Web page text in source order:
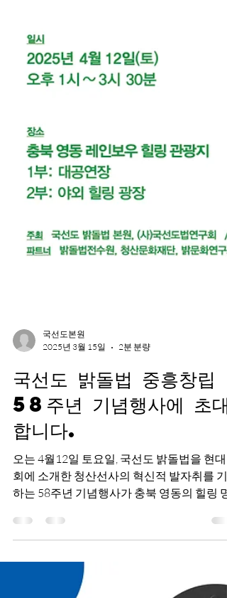
2025년 3월 15일
2분 분량
국선도 밝돌법 중흥창립
58주년 기념행사에 초대
합니다.
오는 4월12일 토요일, 국선도 밝돌법을 현대
하는 58주년 기념행사가 충북 영동의 힐링 명
소, 레인보우 힐링 관광지에서 펼쳐집니다. 뜻
러분을 정중히 초대합니다.